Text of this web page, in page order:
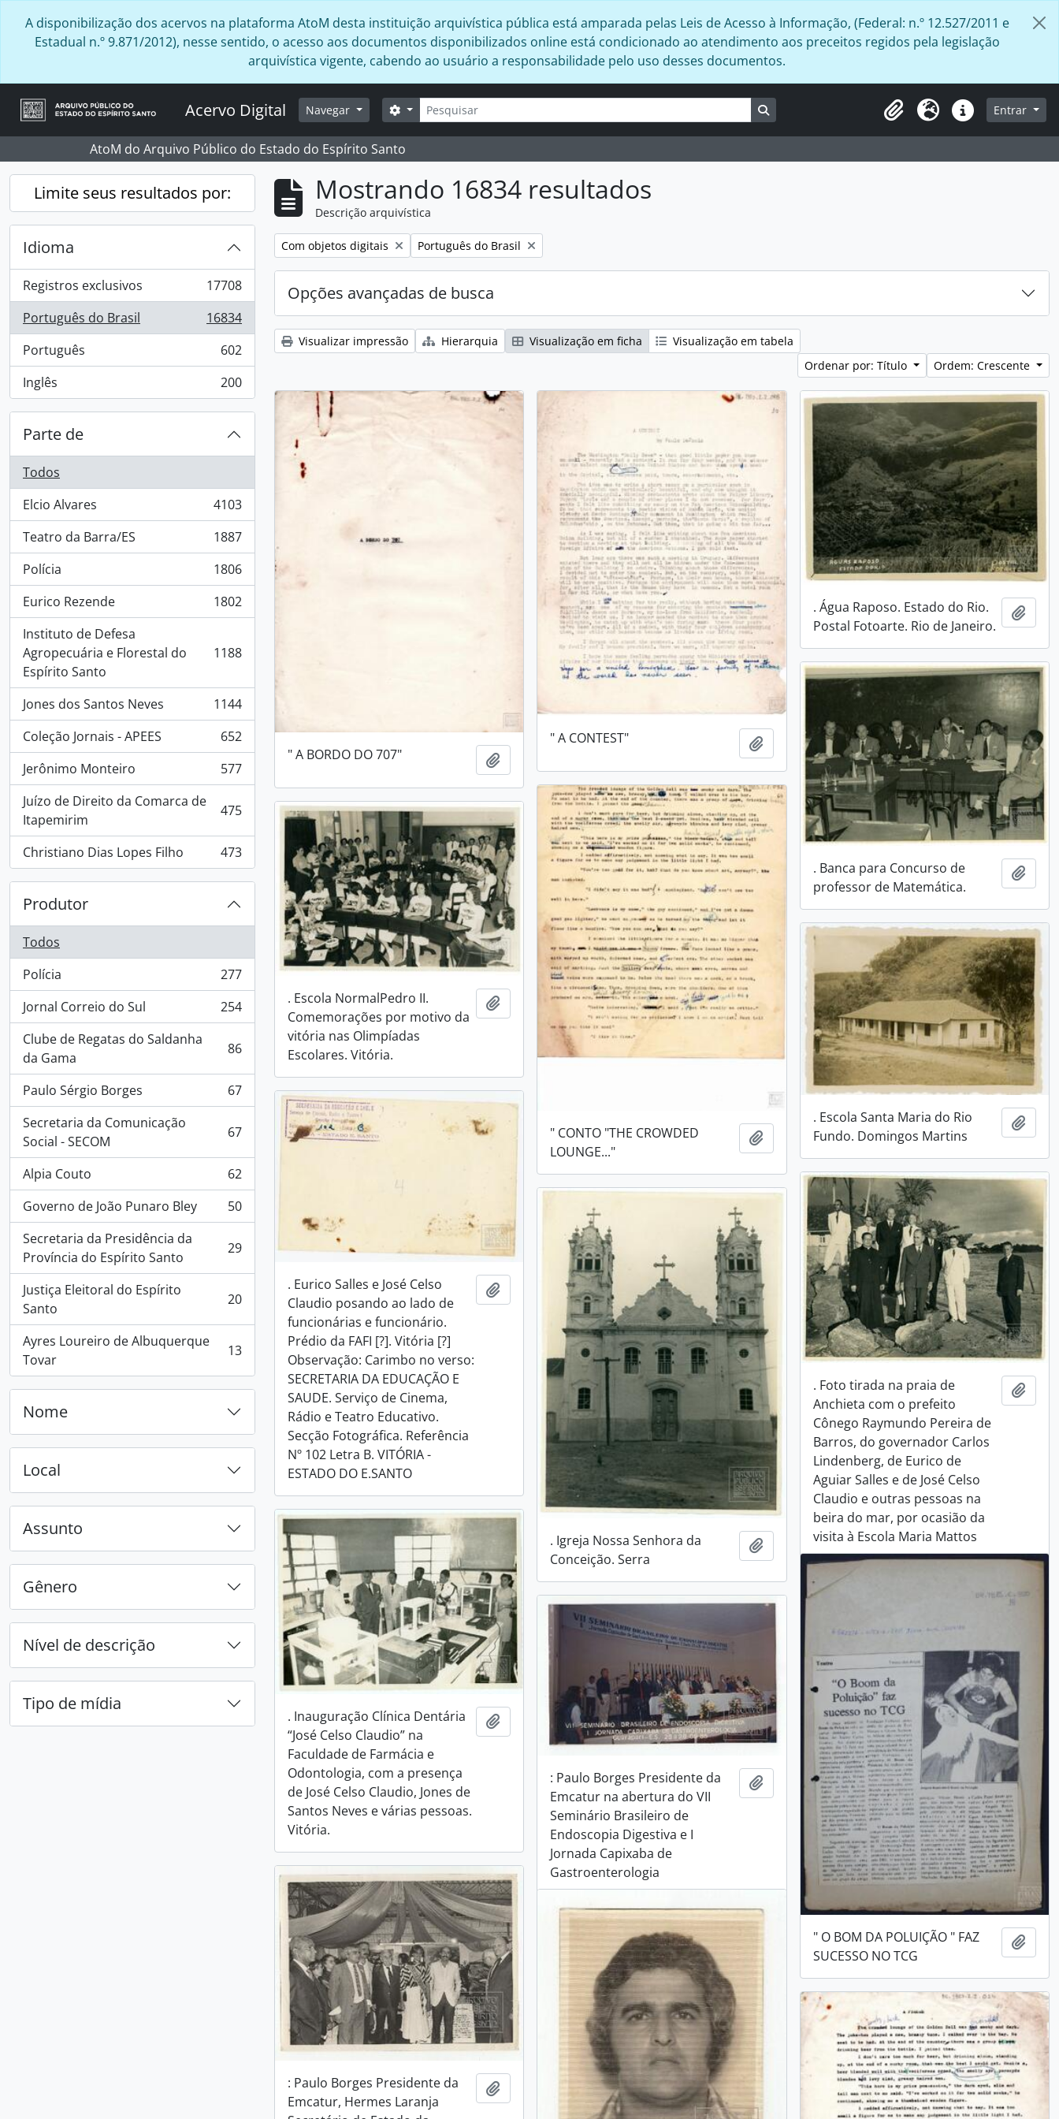
A disponibilização dos acervos na plataforma AtoM desta instituição arquivística pública está amparada pelas Leis de Acesso à Informação, (Federal: n.º 12.527/2011 e
Estadual n.º 9.871/2012), nesse sentido, o acesso aos documentos disponibilizados online está condicionado ao atendimento aos preceitos regidos pela legislação
arquivística vigente, cabendo ao usuário a responsabilidade pelo uso desses documentos.
Acervo Digital Navegar Buscar
Opções de busca Busque na página de navegação
Área de Transferência
Idioma Atalhos Entrar
AtoM do Arquivo Público do Estado do Espírito Santo
Limite seus resultados por:
Idioma
Registros exclusivos
, 17708 resultados
17708
Português do Brasil
, 16834 resultados
16834
Português
, 602 resultados
602
Inglês
, 200 resultados 200
Parte de
Todos
Elcio Alvares
, 4103 resultados
4103
Teatro da Barra/ES
, 1887 resultados
1887
Polícia
, 1806 resultados
1806
Eurico Rezende
, 1802 resultados
1802
Instituto de Defesa
Agropecuária e Florestal do
Espírito Santo
, 1188 resultados 1188
Jones dos Santos Neves
, 1144 resultados
1144
Coleção Jornais - APEES
, 652 resultados
652
Jerônimo Monteiro
, 577 resultados
577
Juízo de Direito da Comarca de
Itapemirim
, 475 resultados 475
Christiano Dias Lopes Filho
, 473 resultados 473
Produtor
Todos
Polícia
, 277 resultados
277
Jornal Correio do Sul
, 254 resultados
254
Clube de Regatas do Saldanha
da Gama
, 86 resultados 86
Paulo Sérgio Borges
, 67 resultados
67
Secretaria da Comunicação
Social - SECOM
, 67 resultados 67
Alpia Couto
, 62 resultados
62
Governo de João Punaro Bley
, 50 resultados
50
Secretaria da Presidência da
Província do Espírito Santo
, 29 resultados 29
Justiça Eleitoral do Espírito
Santo
, 20 resultados 20
Ayres Loureiro de Albuquerque
Tovar
, 13 resultados 13
Nome
Local
Assunto
Gênero
Nível de descrição
Tipo de mídia
Mostrando 16834 resultados
Descrição arquivística
Remover filtro:
Com objetos digitais Remover filtro:
Português do Brasil
Opções avançadas de busca
Visualizar impressão Hierarquia Visualização em ficha
Visualização em tabela
Ordenar por: Título
Ordem: Crescente
" A BORDO DO 707"
" A CONTEST" Adicionar a área de transferência
. Água Raposo. Estado do Rio.
Postal Fotoarte. Rio de Janeiro.
. Banca para Concurso de
professor de Matemática.
" CONTO "THE CROWDED
LOUNGE..."
Adicionar a área de transferência
. Escola NormalPedro II.
Comemorações por motivo da
vitória nas Olimpíadas
Escolares. Vitória.
Adicionar a área de transferência
. Escola Santa Maria do Rio
Fundo. Domingos Martins
. Eurico Salles e José Celso
Claudio posando ao lado de
funcionárias e funcionário.
Prédio da FAFI [?]. Vitória [?]
Observação: Carimbo no verso:
SECRETARIA DA EDUCAÇÃO E
SAUDE. Serviço de Cinema,
Rádio e Teatro Educativo.
Secção Fotográfica. Referência
Nº 102 Letra B. VITÓRIA -
ESTADO DO E.SANTO
Adicionar a área de transferência
. Foto tirada na praia de
Anchieta com o prefeito
Cônego Raymundo Pereira de
Barros, do governador Carlos
Lindenberg, de Eurico de
Aguiar Salles e de José Celso
Claudio e outras pessoas na
beira do mar, por ocasião da
visita à Escola Maria Mattos
. Igreja Nossa Senhora da
Conceição. Serra
Adicionar a área de transferência
. Inauguração Clínica Dentária
“José Celso Claudio” na
Faculdade de Farmácia e
Odontologia, com a presença
de José Celso Claudio, Jones de
Santos Neves e várias pessoas.
Vitória.
Adicionar a área de transferência
" O BOM DA POLUIÇÃO " FAZ
SUCESSO NO TCG
: Paulo Borges Presidente da
Emcatur na abertura do VII
Seminário Brasileiro de
Endoscopia Digestiva e I
Jornada Capixaba de
Gastroenterologia
Adicionar a área de transferência
: Paulo Borges Presidente da
Emcatur, Hermes Laranja
Adicionar a área de transferência